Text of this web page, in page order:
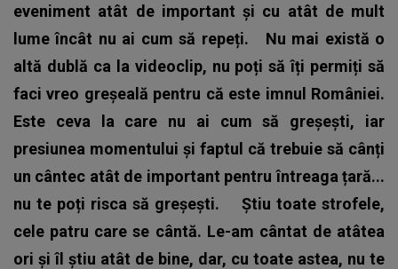
eveniment atât de important și cu atât de mult
lume încât nu ai cum să repeți. Nu mai există o
altă dublă ca la videoclip, nu poți să îți permiți să
faci vreo greșeală pentru că este imnul României.
Este ceva la care nu ai cum să greșești, iar
presiunea momentului și faptul că trebuie să cânți
un cântec atât de important pentru întreaga țară...
nu te poți risca să greșești. Știu toate strofele,
cele patru care se cântă. Le-am cântat de atâtea
ori și îl știu atât de bine, dar, cu toate astea, nu te